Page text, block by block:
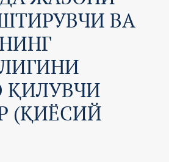
ВА
ҚИЛУВЧИ
(ҚИЁСИЙ